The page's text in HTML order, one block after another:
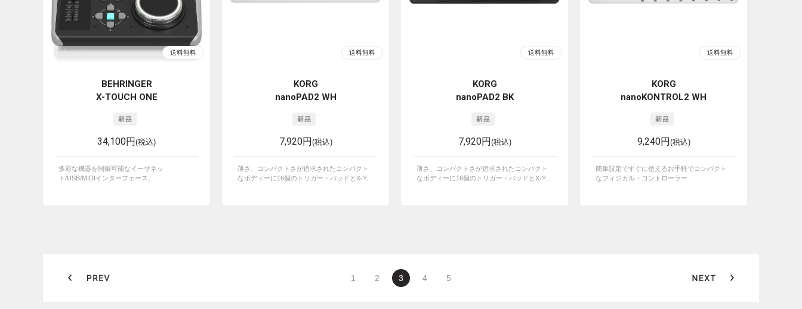
BEHRINGER
X-TOUCH ONE
34,100円(税込)
多彩な機器を制御可能なイーサネッ
ト/USB/MIDIインターフェース。
KORG
nanoPAD2 WH
7,920円(税込)
薄さ、コンパクトさが追求されたコンパクト
なボディーに16個のトリガー・パッドとX-Y...
KORG
nanoPAD2 BK
7,920円(税込)
薄さ、コンパクトさが追求されたコンパクト
なボディーに16個のトリガー・パッドとX-Y...
KORG
nanoKONTROL2 WH
9,240円(税込)
簡単設定ですぐに使えるお手軽でコンパクト
なフィジカル・コントローラー
1 2 3 4 5